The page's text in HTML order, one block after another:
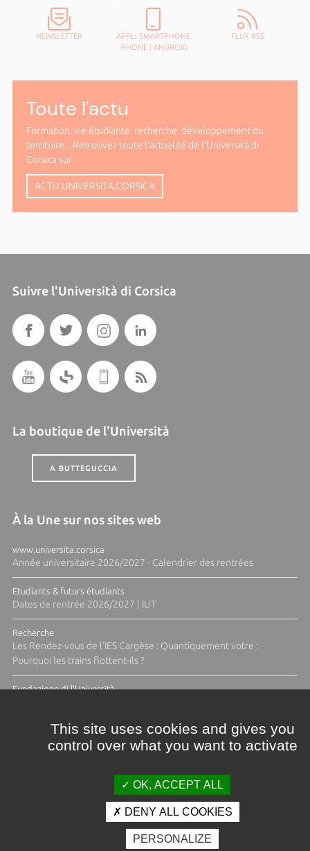
NEWSLETTER
APPLI SMARTPHONE
IPHONE| ANDROID
FLUX RSS
Toute l'actu
Formation, vie étudiante, recherche, développement du
territoire... Retrouvez toute l'actualité de l'Università di
Corsica sur
ACTU.UNIVERSITA.CORSICA
Suivre l'Università di Corsica
La boutique de l'Università
A BUTTEGUCCIA
À la Une sur nos sites web
www.universita.corsica
Année universitaire 2026/2027 - Calendrier des rentrées
Etudiants & futurs étudiants
Dates de rentrée 2026/2027 | IUT
Recherche
Les Rendez-vous de l'IES Cargèse : Quantiquement votre :
Pourquoi les trains flottent-ils ?
Fundazione di l'Università
Crédits et mentions légales
Espace presse Photothèque
This site uses cookies and gives you
control over what you want to activate
OK, ACCEPT ALL
DENY ALL COOKIES
PERSONALIZE